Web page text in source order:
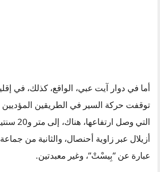
أما في دوار آيت عبي، الواقع، كذلك، في
توقفت حركة السير في الطريقين المؤديين
التي وصل
أزيلال عبر زاوية أحنصال، والثانية من
عبارة عن ”بِيسْتْ”، وغير معبدتين.